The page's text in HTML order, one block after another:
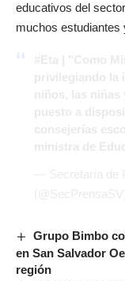
educativos del
muchos estudiantes
Grupo Bimbo
en San Salvador
región